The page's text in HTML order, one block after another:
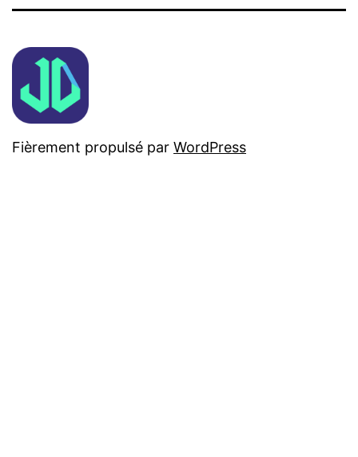
Fièrement propulsé par WordPress